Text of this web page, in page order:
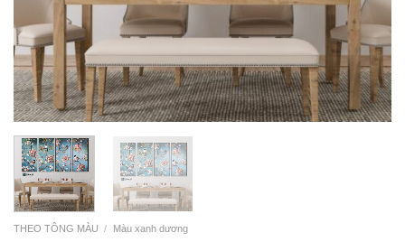
THEO TÔNG MÀU / Màu xanh dương